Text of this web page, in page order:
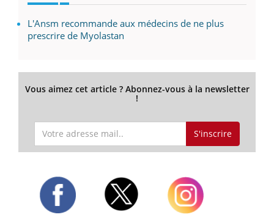
L'Ansm recommande aux médecins de ne plus
prescrire de Myolastan
Vous aimez cet article ? Abonnez-vous à la newsletter
!
S'inscrire